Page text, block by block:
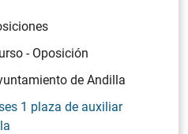
- Oposición
de Andilla
1 plaza de auxiliar